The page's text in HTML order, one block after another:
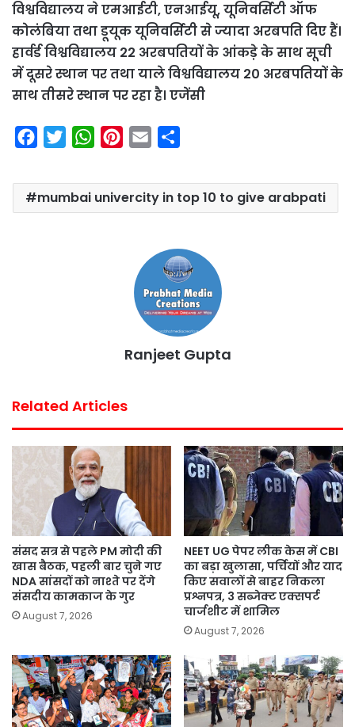
विश्वविद्यालय ने एमआईटी, एनआईयू, यूनिवर्सिटी ऑफ
कोलंबिया तथा डूयूक यूनिवर्सिटी से ज्यादा अरबपति दिए हैं।
हार्वर्ड विश्वविद्यालय 22 अरबपतियों के आंकड़े के साथ सूची
में दूसरे स्थान पर तथा याले विश्वविद्यालय 20 अरबपतियों के
साथ तीसरे स्थान पर रहा है। एजेंसी
c
e
i
t
W
a
t
n
t
a
i
a
r
mumbai univercity in top 10 to give arabpati
Ranjeet Gupta
Related Articles
संसद सत्र से पहले PM मोदी की
खास बैठक, पहली बार चुने गए
NDA सांसदों को नाश्ते पर देंगे
संसदीय कामकाज के गुर
August 7, 2026
NEET UG पेपर लीक केस में CBI
का बड़ा खुलासा, पर्चियों और याद
किए सवालों से बाहर निकला
प्रश्नपत्र, 3 सब्जेक्ट एक्सपर्ट
चार्जशीट में शामिल
August 7, 2026